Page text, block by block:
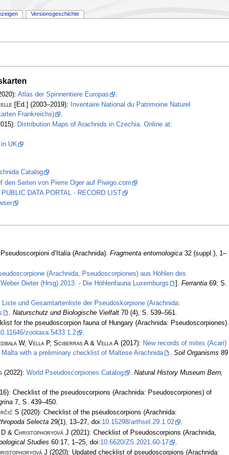
Atlas der Spinnentiere Europas
[Ed.] (2003–2019):
Inventaire National du Patrimoine Naturel
Frankreichs)
.
Distribution Maps of Arachnids in Czechia. Online at:
UK
Catalog
den Seiten von Pierre Oger auf Piwigo.com
DATA PORTAL - RECORD LIST
d’Italia (Arachnida). Fragmenta entomologica32 (suppl.), 1–
(Arachnida, Pseudoscorpiones) aus Höhlen des
Dieter (Hrsg) 2013. - Die Höhlenfauna Luxemburgs
]. Ferrantia69, S.
Liste und Gesamtartenliste der Pseudoskorpione (Arachnida:
. Naturschutz und Biologische Vielfalt70 (4), S. 539–561.
for the pseudoscorpion fauna of Hungary (Arachnida: Pseudoscorpiones).
zootaxa.5433.1.2
.
W, Vella P, Sciberras A & Vella A(2017): New records of mites (Acari)
with a preliminary checklist of Maltese Arachnida
Soil Organisms 89
(2022): World Pseudoscorpiones Catalog
Natural History Museum Bern,
Checklist of the pseudoscorpions (Arachnida: Pseudoscorpiones) of
7, S. 439–450.
S (2020): Checklist of the pseudoscorpions (Arachnida:
Selecta29(1), 13–27, doi:10.15298/arthsel.29.1.02
.
& Christophoryová J (2021): Checklist of Pseudoscorpions (Arachnida,
Studies 60:17, 1–25, doi:10.6620/ZS.2021.60-17
J (2020): Updated checklist of pseudoscorpions (Arachnida:
Versionsgeschichte